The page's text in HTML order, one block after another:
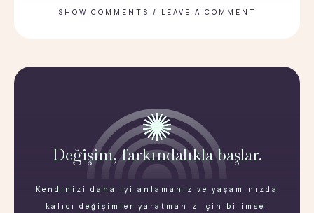
SHOW COMMENTS / LEAVE A COMMENT
Değişim, farkındalıkla başlar.
Kendinizi daha iyi anlamanız ve yaşamınızda
kalıcı değişimler yaratmanız için bilimsel